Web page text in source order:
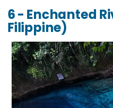
6 - Enchanted
Filippine)